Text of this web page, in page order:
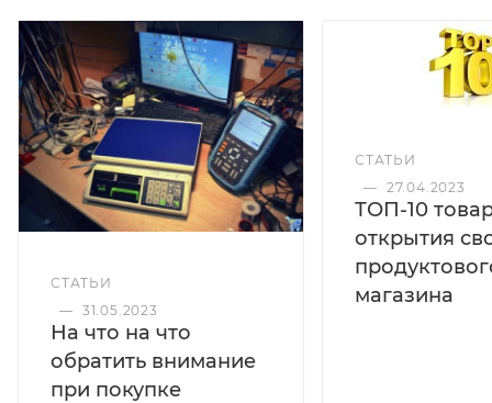
СТАТЬИ
— 31.05.2023
На что на что
обратить внимание
при покупке
СТАТЬИ
— 27.04.2023
ТОП-10
открытия
магазина